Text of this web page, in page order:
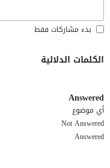
بدء مشاركات فقط
الكلمات الدلالية
Answered
أي موضوع
Not Answered
Answered